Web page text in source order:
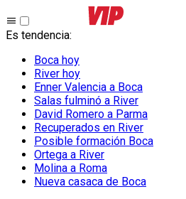
Es tendencia:
Boca hoy
River hoy
Enner Valencia a Boca
Salas fulminó a River
David Romero a Parma
Recuperados en River
Posible formación Boca
Ortega a River
Molina a Roma
Nueva casaca de Boca